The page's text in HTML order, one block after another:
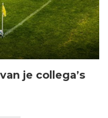
je collega’s